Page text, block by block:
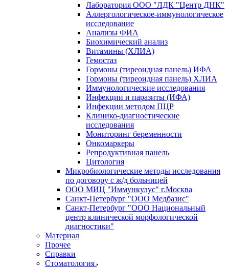
Лаборатория ООО "ЛДК "Центр ДНК"
Аллергологическое-иммунологическое
исследование
Анализы ФИА
Биохимический анализ
Витамины (ХЛИА)
Гемостаз
Гормоны (тиреоидная панель) ИФА
Гормоны (тиреоидная панель) ХЛИА
Иммунологические исследования
Инфекции и паразиты (ИФА)
Инфекции методом ПЦР
Клинико-диагностические
исследования
Мониторинг беременности
Онкомаркеры
Репродуктивная панель
Цитология
Микробиологические методы исследования
по договору с ж/д больницей
ООО МИЦ "Иммункулус" г.Москва
Санкт-Петербург "ООО Медбазис"
Санкт-Петербург "ООО Национальный
центр клинической морфологической
диагностики"
Материал
Прочее
Справки
Стоматология